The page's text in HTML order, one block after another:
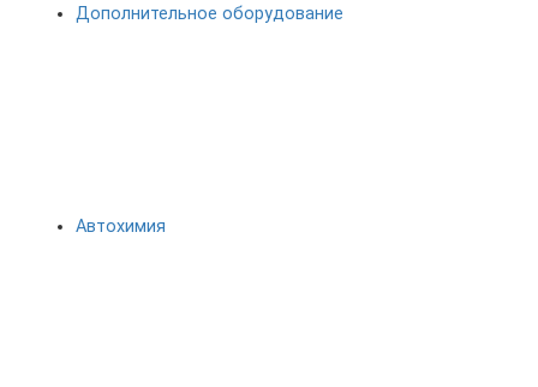
Дополнительное оборудование
Автохимия